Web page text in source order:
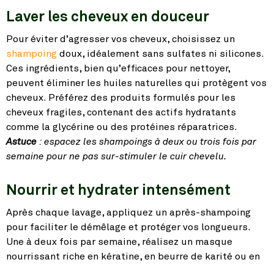
Laver les cheveux en douceur
Pour éviter d’agresser vos cheveux, choisissez un
shampoing doux, idéalement sans sulfates ni silicones.
Ces ingrédients, bien qu’efficaces pour nettoyer,
peuvent éliminer les huiles naturelles qui protègent vos
cheveux. Préférez des produits formulés pour les
cheveux fragiles, contenant des actifs hydratants
comme la glycérine ou des protéines réparatrices.
Astuce : espacez les shampoings à deux ou trois fois par
semaine pour ne pas sur-stimuler le cuir chevelu.
Nourrir et hydrater intensément
Après chaque lavage, appliquez un après-shampoing
pour faciliter le démêlage et protéger vos longueurs.
Une à deux fois par semaine, réalisez un masque
nourrissant riche en kératine, en beurre de karité ou en